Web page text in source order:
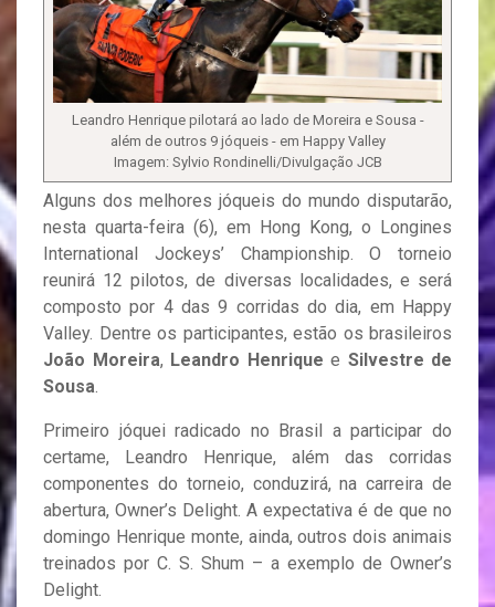
Leandro Henrique pilotará ao lado de Moreira e Sousa -
além de outros 9 jóqueis - em Happy Valley
Imagem: Sylvio Rondinelli/Divulgação JCB
Alguns dos melhores jóqueis do mundo disputarão,
nesta quarta-feira (6), em Hong Kong, o Longines
International Jockeys’ Championship. O torneio
reunirá 12 pilotos, de diversas localidades, e será
composto por 4 das 9 corridas do dia, em Happy
Valley. Dentre os participantes, estão os brasileiros
João Moreira, Leandro Henrique e Silvestre de
Sousa.
Primeiro jóquei radicado no Brasil a participar do
certame, Leandro Henrique, além das corridas
componentes do torneio, conduzirá, na carreira de
abertura, Owner’s Delight. A expectativa é de que no
domingo Henrique monte, ainda, outros dois animais
treinados por C. S. Shum – a exemplo de Owner’s
Delight.